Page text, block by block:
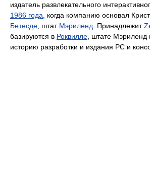
издатель развлекательного
1986 года , когда компанию основал
Бетесде , штат Мэриленд . Принадлежит
базируются в Роквилле , штате
историю разработки и издания PC и